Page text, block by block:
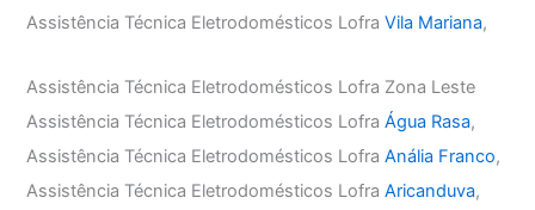
Assistência Técnica Eletrodomésticos LofraVila Mariana,
Assistência Técnica Eletrodomésticos Lofra Zona Leste
Assistência Técnica Eletrodomésticos LofraÁgua Rasa,
Assistência Técnica Eletrodomésticos LofraAnália Franco,
Assistência Técnica Eletrodomésticos LofraAricanduva,